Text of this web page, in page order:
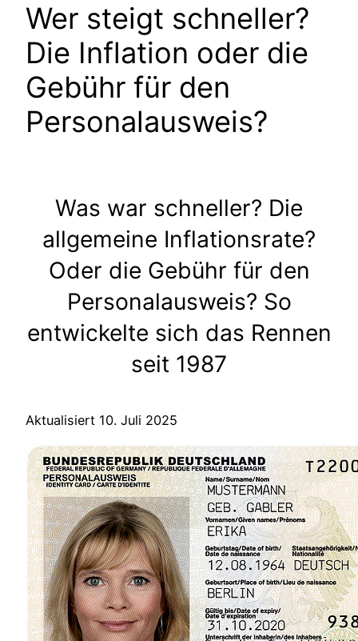
Wer steigt schneller?
Die Inflation oder die
Gebühr für den
Personalausweis?
Was war schneller? Die
allgemeine Inflationsrate?
Oder die Gebühr für den
Personalausweis? So
entwickelte sich das Rennen
seit 1987
Aktualisiert 10. Juli 2025